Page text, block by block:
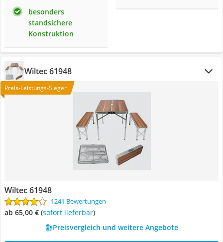
besonders
standsichere
Konstruktion
Wiltec 61948
Preis-Leistungs-Sieger
Wiltec 61948
1241 Bewertungen
ab 65,00 € ( Sofort lieferbar)
Preisvergleich und weitere Angebote